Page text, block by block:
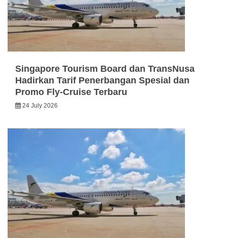
Singapore Tourism Board dan TransNusa
Hadirkan Tarif Penerbangan Spesial dan
Promo Fly-Cruise Terbaru
24 July 2026